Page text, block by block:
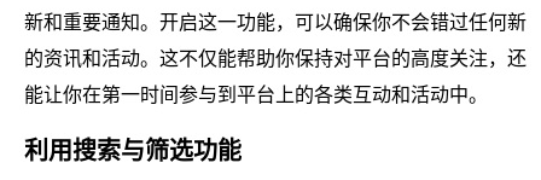
新和重要通知。开启这一功能，可以确保你不会错过任何新
的资讯和活动。这不仅能帮助你保持对平台的高度关注，还
能让你在第一时间参与到平台上的各类互动和活动中。
利用搜索与筛选功能